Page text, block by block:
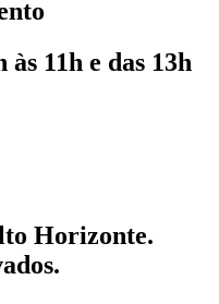
às 11h e das 13h
Horizonte.